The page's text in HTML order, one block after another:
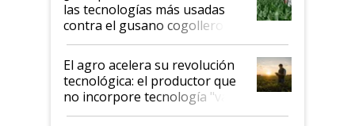
rendimiento
las tecnologías más usadas
contra el gusano cogollero? El
desafío de una tecnología clave
El agro acelera su revolución
tecnológica: el productor que
no incorpore tecnología "va a
perder el tren"